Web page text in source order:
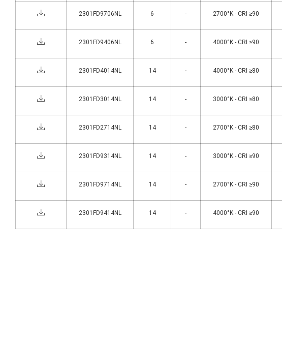
2301FD9706NL 6 - 2700°K - CRI ≥90
2301FD9406NL 6 - 4000°K - CRI ≥90
2301FD4014NL 14 - 4000°K - CRI ≥80
2301FD3014NL 14 - 3000°K - CRI ≥80
2301FD2714NL 14 - 2700°K - CRI ≥80
2301FD9314NL 14 - 3000°K - CRI ≥90
2301FD9714NL 14 - 2700°K - CRI ≥90
2301FD9414NL 14 - 4000°K - CRI ≥90